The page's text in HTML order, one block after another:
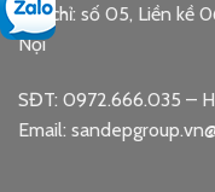
Địa chỉ: số 05, Liền kề
Nội
SĐT: 0972.666.035 –
Email: